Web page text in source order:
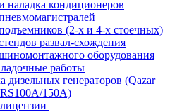
наладка кондиционеров
(2-х и 4-х стоечных)
развал-схождения
оборудования
работы
дизельных генераторов (Qazar
150A)